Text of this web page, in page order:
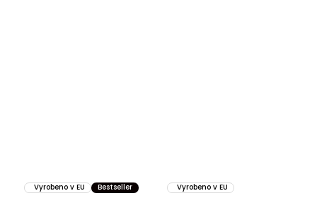
Vyrobeno v EU Bestseller Vyrobeno v EU